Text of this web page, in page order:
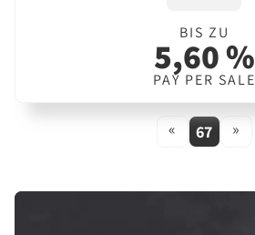
BIS ZU
5,60 %
PAY PER SALE
« 67 »